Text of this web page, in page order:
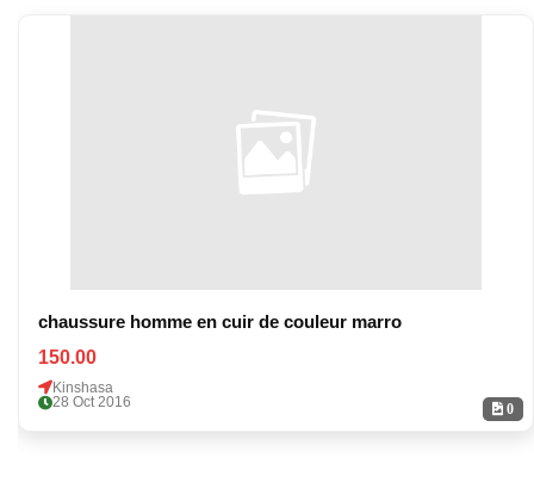
0
chaussure homme en cuir de couleur marro
150.00
Kinshasa
28 Oct 2016